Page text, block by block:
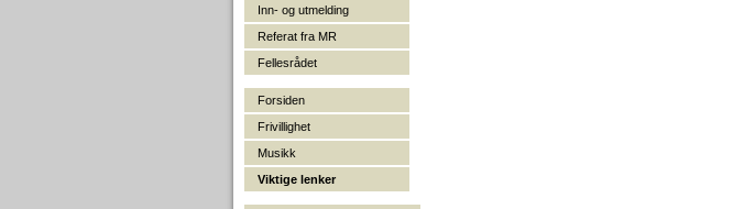
Inn- og utmelding
Referat fra MR
Fellesrådet
Forsiden
Frivillighet
Musikk
Viktige lenker